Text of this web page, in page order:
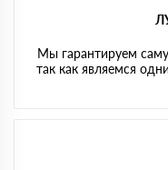
Мы гарантируем
так как являемся